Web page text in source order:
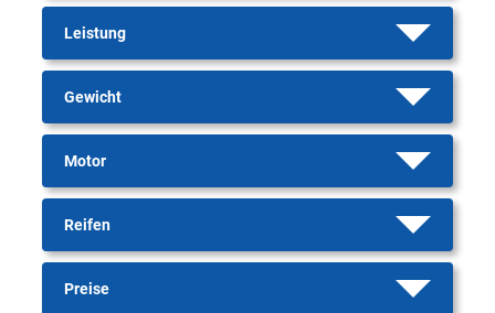
Leistung
Gewicht
Motor
Reifen
Preise